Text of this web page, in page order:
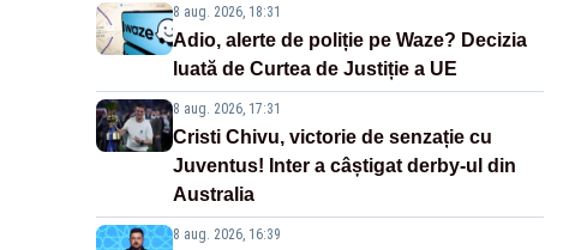
8 aug. 2026, 18:31
Adio, alerte de poliție pe Waze? Decizia
luată de Curtea de Justiție a UE
8 aug. 2026, 17:31
Cristi Chivu, victorie de senzație cu
Juventus! Inter a câștigat derby-ul din
Australia
8 aug. 2026, 16:39